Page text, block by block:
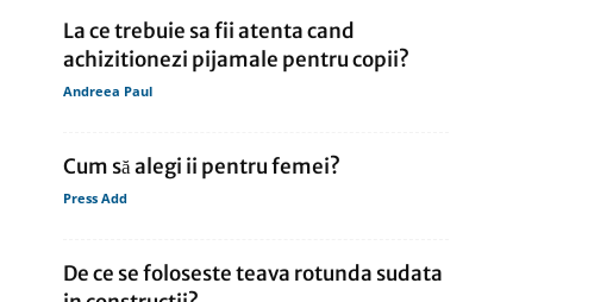
La ce trebuie sa fii atenta cand
achizitionezi pijamale pentru copii?
Andreea Paul
Cum să alegi ii pentru femei?
Press Add
De ce se foloseste teava rotunda sudata